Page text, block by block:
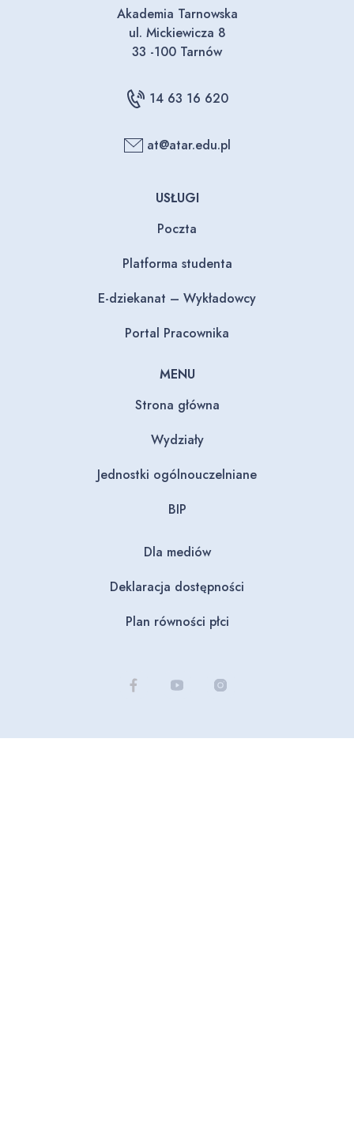
Akademia Tarnowska
ul. Mickiewicza 8
33 -100 Tarnów
14 63 16 620
at@atar.edu.pl
USŁUGI
Poczta
Platforma studenta
E-dziekanat – Wykładowcy
Portal Pracownika
MENU
Strona główna
Wydziały
Jednostki ogólnouczelniane
BIP
Dla mediów
Deklaracja dostępności
Plan równości płci